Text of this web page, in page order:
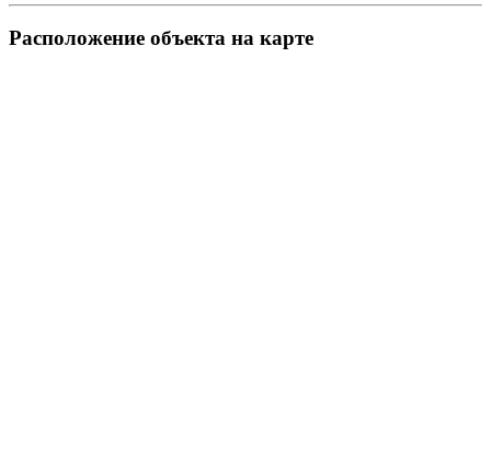
Pасположение объекта на карте